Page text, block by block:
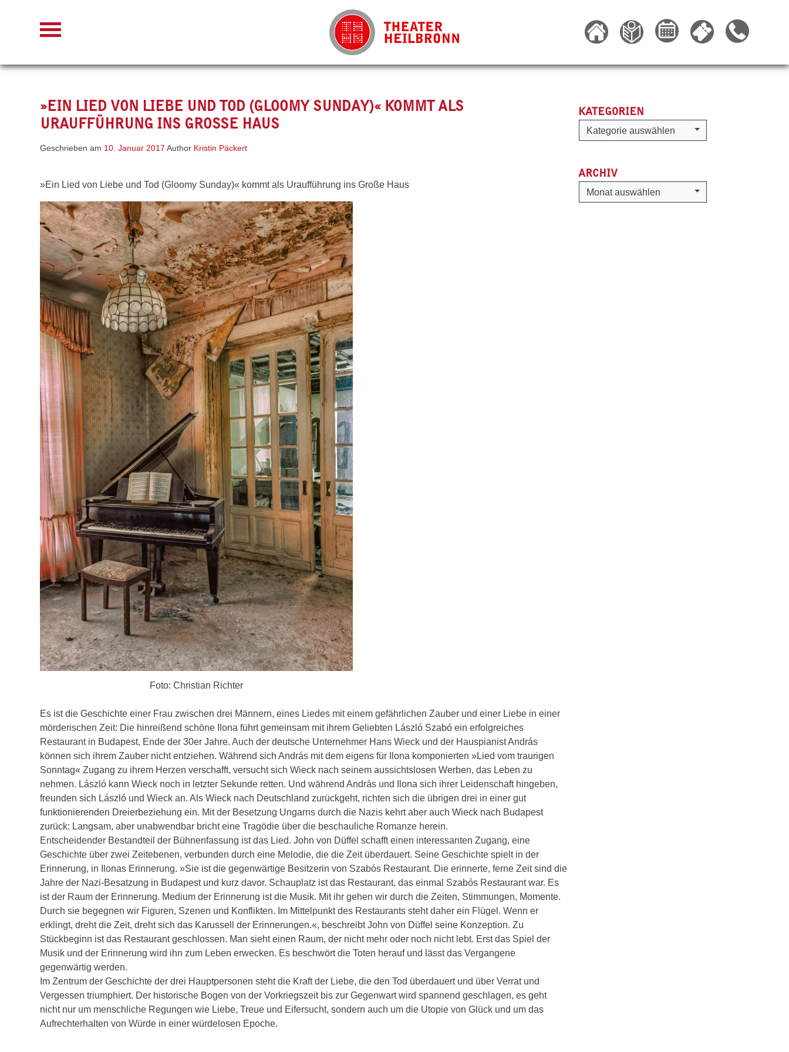
»EIN LIED VON LIEBE UND TOD (GLOOMY SUNDAY)« KOMMT ALS
URAUFFÜHRUNG INS GROSSE HAUS
Geschrieben am 10. Januar 2017 Author Kristin Päckert
»Ein Lied von Liebe und Tod (Gloomy Sunday)« kommt als Uraufführung ins Große Haus
Foto: Christian Richter
Es ist die Geschichte einer Frau zwischen drei Männern, eines Liedes mit einem gefährlichen Zauber und einer Liebe in einer
mörderischen Zeit: Die hinreißend schöne Ilona führt gemeinsam mit ihrem Geliebten László Szabó ein erfolgreiches
Restaurant in Budapest, Ende der 30er Jahre. Auch der deutsche Unternehmer Hans Wieck und der Hauspianist András
können sich ihrem Zauber nicht entziehen. Während sich András mit dem eigens für Ilona komponierten »Lied vom traurigen
Sonntag« Zugang zu ihrem Herzen verschafft, versucht sich Wieck nach seinem aussichtslosen Werben, das Leben zu
nehmen. László kann Wieck noch in letzter Sekunde retten. Und während András und Ilona sich ihrer Leidenschaft hingeben,
freunden sich László und Wieck an. Als Wieck nach Deutschland zurückgeht, richten sich die übrigen drei in einer gut
funktionierenden Dreierbeziehung ein. Mit der Besetzung Ungarns durch die Nazis kehrt aber auch Wieck nach Budapest
zurück: Langsam, aber unabwendbar bricht eine Tragödie über die beschauliche Romanze herein.
Entscheidender Bestandteil der Bühnenfassung ist das Lied. John von Düffel schafft einen interessanten Zugang, eine
Geschichte über zwei Zeitebenen, verbunden durch eine Melodie, die die Zeit überdauert. Seine Geschichte spielt in der
Erinnerung, in Ilonas Erinnerung. »Sie ist die gegenwärtige Besitzerin von Szabós Restaurant. Die erinnerte, ferne Zeit sind die
Jahre der Nazi-Besatzung in Budapest und kurz davor. Schauplatz ist das Restaurant, das einmal Szabós Restaurant war. Es
ist der Raum der Erinnerung. Medium der Erinnerung ist die Musik. Mit ihr gehen wir durch die Zeiten, Stimmungen, Momente.
Durch sie begegnen wir Figuren, Szenen und Konflikten. Im Mittelpunkt des Restaurants steht daher ein Flügel. Wenn er
erklingt, dreht die Zeit, dreht sich das Karussell der Erinnerungen.«, beschreibt John von Düffel seine Konzeption. Zu
Stückbeginn ist das Restaurant geschlossen. Man sieht einen Raum, der nicht mehr oder noch nicht lebt. Erst das Spiel der
Musik und der Erinnerung wird ihn zum Leben erwecken. Es beschwört die Toten herauf und lässt das Vergangene
gegenwärtig werden.
Im Zentrum der Geschichte der drei Hauptpersonen steht die Kraft der Liebe, die den Tod überdauert und über Verrat und
Vergessen triumphiert. Der historische Bogen von der Vorkriegszeit bis zur Gegenwart wird spannend geschlagen, es geht
nicht nur um menschliche Regungen wie Liebe, Treue und Eifersucht, sondern auch um die Utopie von Glück und um das
Aufrechterhalten von Würde in einer würdelosen Epoche.
KATEGORIEN
Kategorien
Kategorie auswählen
ARCHIV
Archiv
Monat auswählen